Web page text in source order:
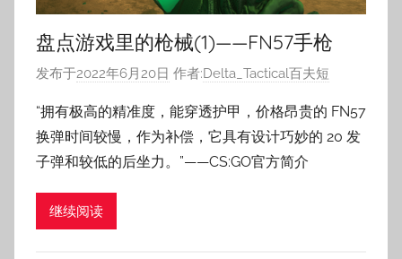
盘点游戏里的枪械(1)——FN57手枪
发布于2022年6月20日 作者:Delta_Tactical百夫短
“拥有极高的精准度，能穿透护甲，价格昂贵的 FN57
换弹时间较慢，作为补偿，它具有设计巧妙的 20 发
子弹和较低的后坐力。”——CS:GO官方简介
继续阅读